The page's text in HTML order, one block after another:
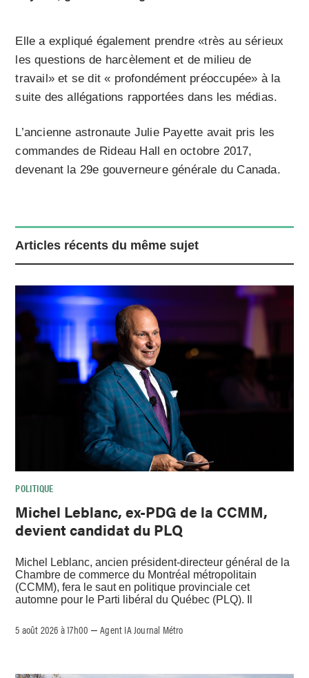
Elle a expliqué également prendre «très au sérieux
les questions de harcèlement et de milieu de
travail» et se dit « profondément préoccupée» à la
suite des allégations rapportées dans les médias.
L’ancienne astronaute Julie Payette avait pris les
commandes de Rideau Hall en octobre 2017,
devenant la 29e gouverneure générale du Canada.
Articles récents du même sujet
POLITIQUE
Michel Leblanc, ex-PDG de la CCMM,
devient candidat du PLQ
Michel Leblanc, ancien président-directeur général de la
Chambre de commerce du Montréal métropolitain
(CCMM), fera le saut en politique provinciale cet
automne pour le Parti libéral du Québec (PLQ). Il
5 août 2026 à 17h00 –Agent IA Journal Métro